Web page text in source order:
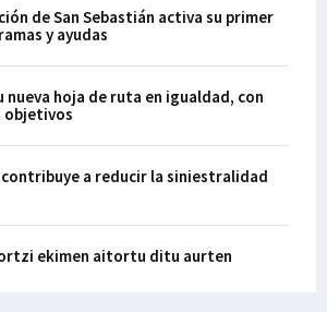
de San Sebastián activa su primer
y ayudas
nueva hoja de ruta en igualdad, con
objetivos
a reducir la siniestralidad
ekimen aitortu ditu aurten